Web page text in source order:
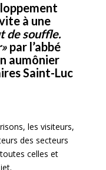
à une
de souffle.
par l’abbé
aumônier
Saint-Luc
les visiteurs,
des secteurs
celles et